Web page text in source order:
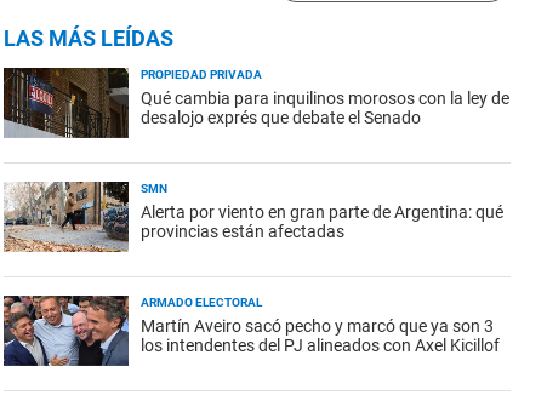
LAS MÁS LEÍDAS
PROPIEDAD PRIVADA
Qué cambia para inquilinos morosos con la ley de
desalojo exprés que debate el Senado
SMN
Alerta por viento en gran parte de Argentina: qué
provincias están afectadas
ARMADO ELECTORAL
Martín Aveiro sacó pecho y marcó que ya son 3
los intendentes del PJ alineados con Axel Kicillof